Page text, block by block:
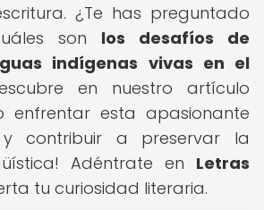
¿Te has preguntado
son los desafíos de
indígenas vivas en el
en nuestro artículo
enfrentar esta apasionante
contribuir a preservar la
Adéntrate en Letras
tu curiosidad literaria.